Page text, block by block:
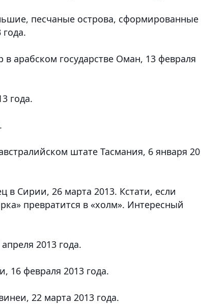
песчаные острова, сформированные
арабском государстве Оман, 13 февраля
года.
штате Тасмания, 6 января
Сирии, 26 марта 2013. Кстати, если
превратится в «холм». Интересный
2013 года.
16 февраля 2013 года.
22 марта 2013 года.